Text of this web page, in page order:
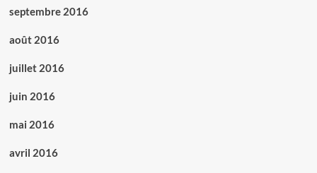
septembre 2016
août 2016
juillet 2016
juin 2016
mai 2016
avril 2016